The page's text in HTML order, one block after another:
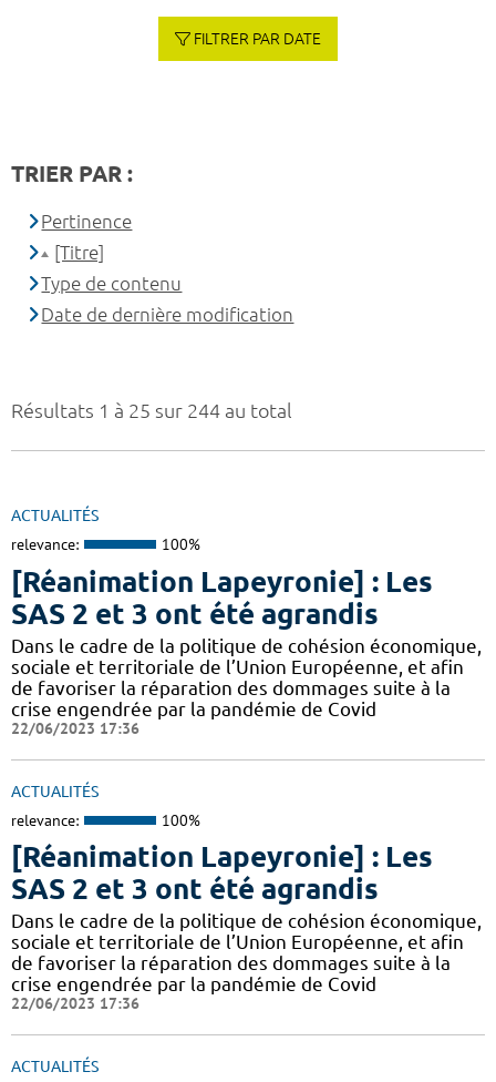
Résultats 1 à 25 sur 244 au total
ACTUALITÉS
relevance: 100%
[Réanimation Lapeyronie] : Les
SAS 2 et 3 ont été agrandis
Dans le cadre de la politique de cohésion économique,
sociale et territoriale de l’Union Européenne, et afin
de favoriser la réparation des dommages suite à la
crise engendrée par la pandémie de Covid
22/06/2023 17:36
ACTUALITÉS
relevance: 100%
[Réanimation Lapeyronie] : Les
SAS 2 et 3 ont été agrandis
Dans le cadre de la politique de cohésion économique,
sociale et territoriale de l’Union Européenne, et afin
de favoriser la réparation des dommages suite à la
crise engendrée par la pandémie de Covid
22/06/2023 17:36
ACTUALITÉS
FILTRER PAR DATE
TRIER PAR :
Pertinence
[Titre]
Type de contenu
Date de dernière modification